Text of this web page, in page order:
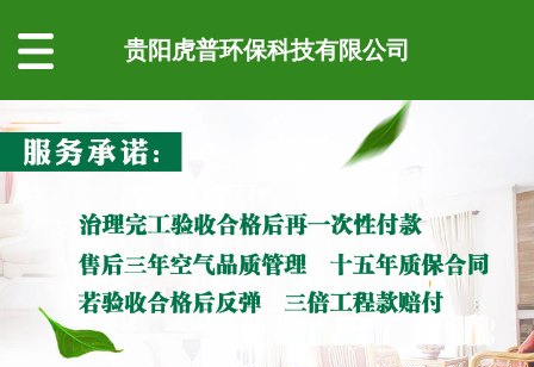
贵阳虎普环保科技有限公司